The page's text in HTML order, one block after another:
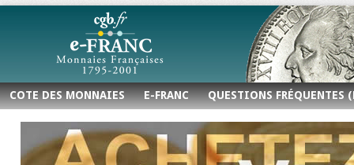
COTE DES MONNAIES E-FRANC QUESTIONS FRÉQUENTES